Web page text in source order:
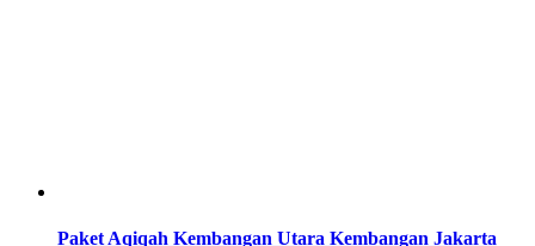
Paket Aqiqah Kembangan Utara Kembangan Jakarta